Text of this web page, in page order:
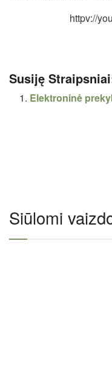
httpv://
Susiję
Elektroninė
Siūlomi